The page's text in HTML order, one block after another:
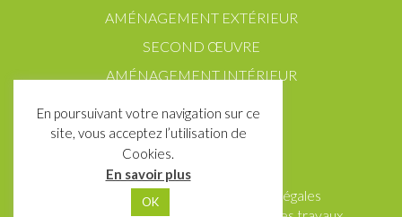
AMÉNAGEMENT EXTÉRIEUR
SECOND ŒUVRE
AMÉNAGEMENT INTÉRIEUR
Partenaires
Mentions Légales
En poursuivant votre navigation sur ce
site, vous acceptez l’utilisation de
Cookies.
En savoir plus
OK